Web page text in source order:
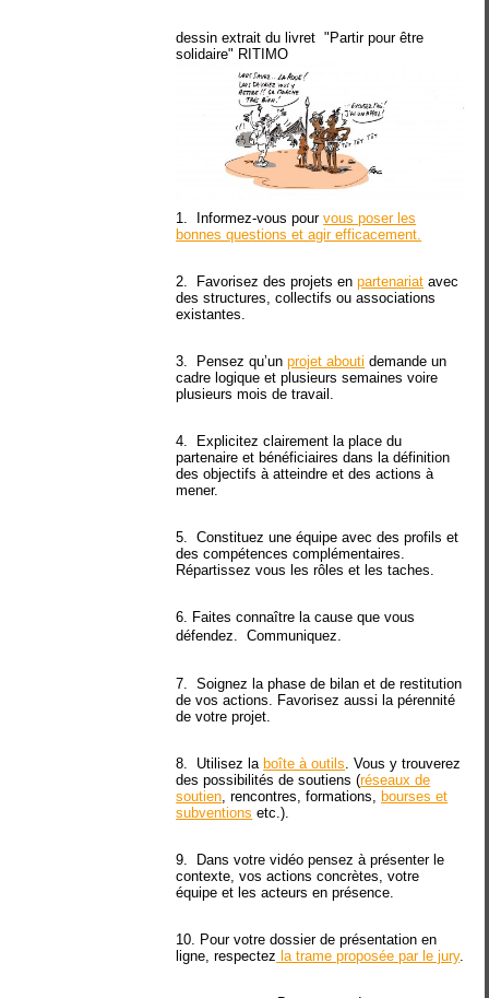
dessin extrait du livret "Partir pour être
solidaire" RITIMO
1. Informez-vous pourvous poser les
bonnes questions et agir efficacement.
2. Favorisez des projets enpartenariat avec
des structures, collectifs ou associations
existantes.
3. Pensez qu’unprojet abouti demande un
cadre logique et plusieurs semaines voire
plusieurs mois de travail.
4. Explicitez clairement la place du
partenaire et bénéficiaires dans la définition
des objectifs à atteindre et des actions à
mener.
5. Constituez une équipe avec des profils et
des compétences complémentaires.
Répartissez vous les rôles et les taches.
6. Faites connaître la cause que vous
défendez. Communiquez.
7. Soignez la phase de bilan et de restitution
de vos actions. Favorisez aussi la pérennité
de votre projet.
8. Utilisez la boîte à outils . Vous y trouverez
des possibilités de soutiens (réseaux de
soutien , rencontres, formations,
bourses et
subventions etc.).
9. Dans votre vidéo pensez à présenter le
contexte, vos actions concrètes, votre
équipe et les acteurs en présence.
10. Pour votre dossier de présentation en
ligne, respectez la trame proposée par le jury.